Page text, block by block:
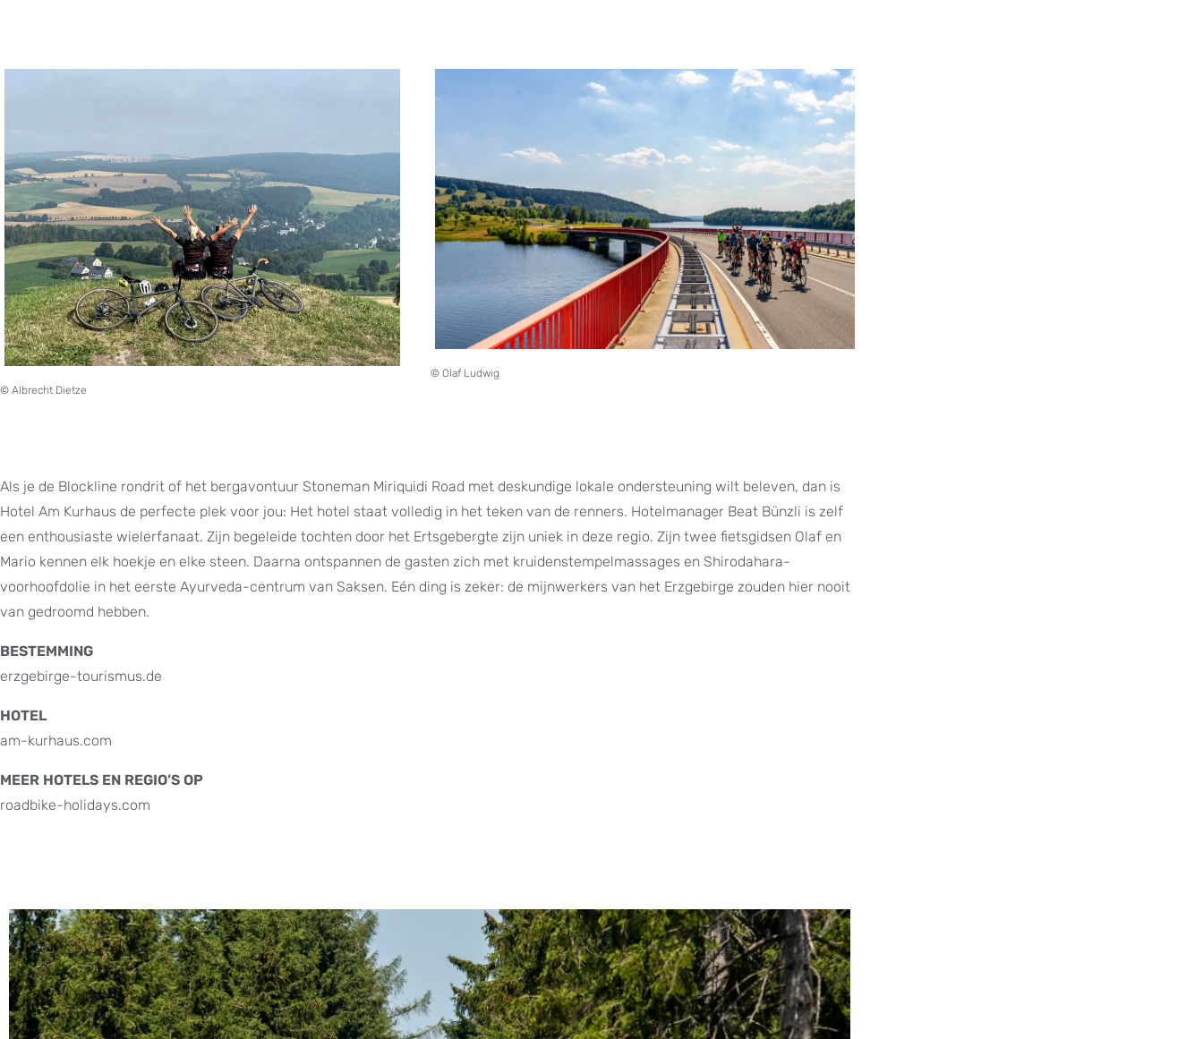
© Albrecht Dietze
© Olaf Ludwig
Als je de Blockline rondrit of het bergavontuur Stoneman Miriquidi Road met deskundige lokale ondersteuning wilt beleven, dan is
Hotel Am Kurhaus de perfecte plek voor jou: Het hotel staat volledig in het teken van de renners. Hotelmanager Beat Bünzli is zelf
een enthousiaste wielerfanaat. Zijn begeleide tochten door het Ertsgebergte zijn uniek in deze regio. Zijn twee fietsgidsen Olaf en
Mario kennen elk hoekje en elke steen. Daarna ontspannen de gasten zich met kruidenstempelmassages en Shirodahara-
voorhoofdolie in het eerste Ayurveda-centrum van Saksen. Eén ding is zeker: de mijnwerkers van het Erzgebirge zouden hier nooit
van gedroomd hebben.
BESTEMMING
erzgebirge-tourismus.de
HOTEL
am-kurhaus.com
MEER HOTELS EN REGIO’S OP
roadbike-holidays.com